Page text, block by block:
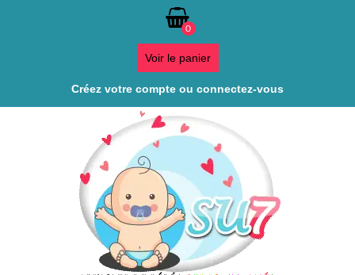
0
Voir le panier
Créez votre compte ou connectez-vous